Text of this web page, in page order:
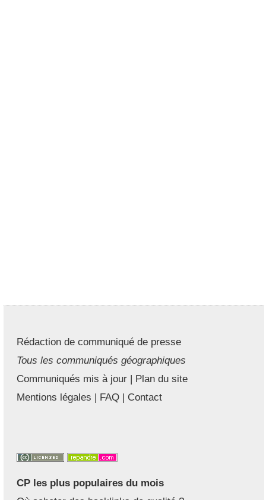
Rédaction de communiqué de presse
Tous les communiqués géographiques
Communiqués mis à jour | Plan du site
Mentions légales | FAQ | Contact
CP les plus populaires du mois